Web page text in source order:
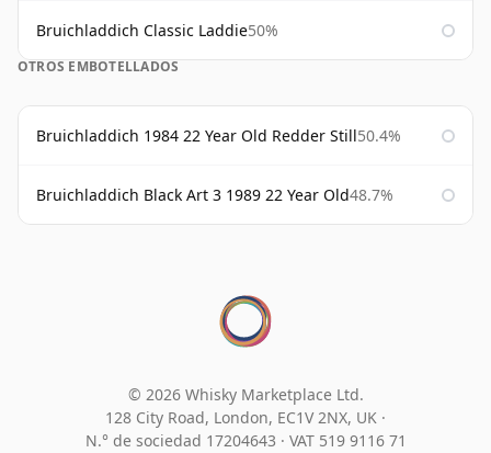
Bruichladdich Classic Laddie50%
OTROS EMBOTELLADOS
Bruichladdich 1984 22 Year Old Redder Still50.4%
Bruichladdich Black Art 3 1989 22 Year Old48.7%
© 2026 Whisky Marketplace Ltd.
128 City Road, London, EC1V 2NX, UK ·
N.° de sociedad 17204643 · VAT 519 9116 71